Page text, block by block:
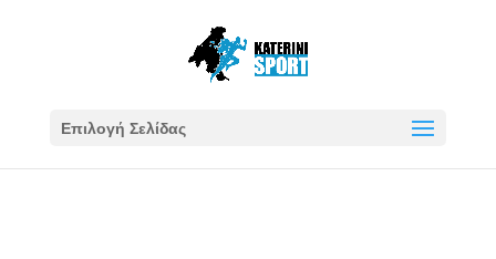
Επιλογή Σελίδας